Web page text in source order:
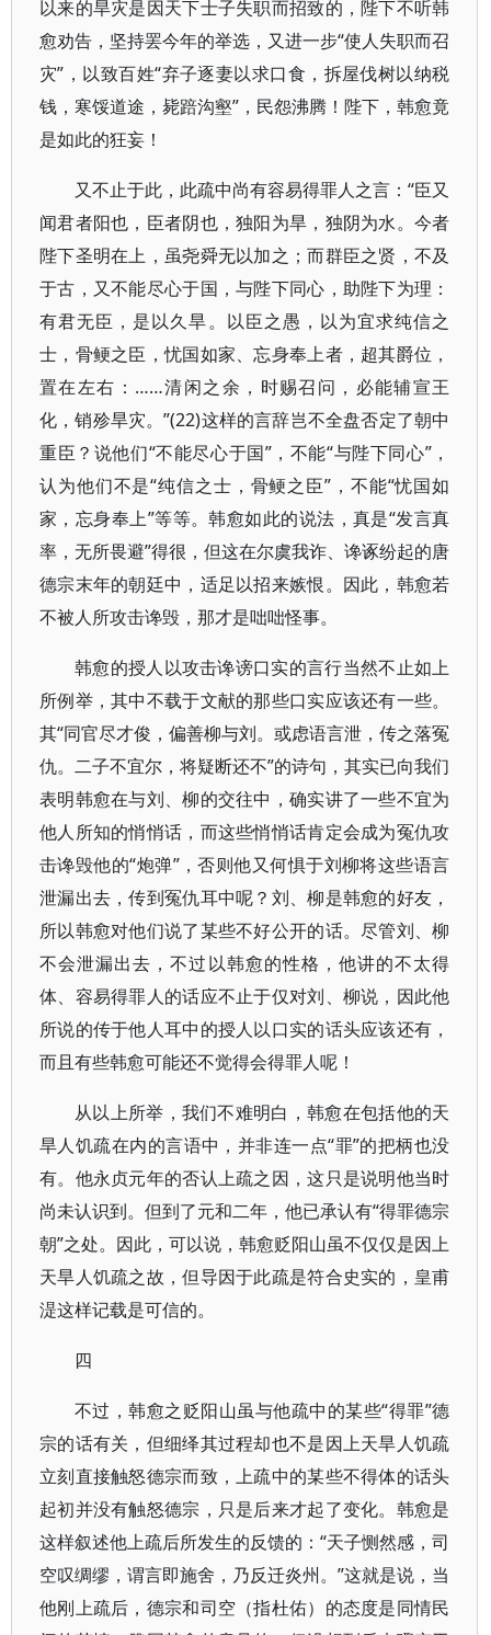
以来的旱灾是因天下士子失职而招致的，陛下不听韩
愈劝告，坚持罢今年的举选，又进一步“使人失职而召
灾”，以致百姓“弃子逐妻以求口食，拆屋伐树以纳税
钱，寒馁道途，毙踣沟壑”，民怨沸腾！陛下，韩愈竟
是如此的狂妄！
又不止于此，此疏中尚有容易得罪人之言：“臣又
闻君者阳也，臣者阴也，独阳为旱，独阴为水。今者
陛下圣明在上，虽尧舜无以加之；而群臣之贤，不及
于古，又不能尽心于国，与陛下同心，助陛下为理：
有君无臣，是以久旱。以臣之愚，以为宜求纯信之
士，骨鲠之臣，忧国如家、忘身奉上者，超其爵位，
置在左右：……清闲之余，时赐召问，必能辅宣王
化，销殄旱灾。”(22)这样的言辞岂不全盘否定了朝中
重臣？说他们“不能尽心于国”，不能“与陛下同心”，
认为他们不是“纯信之士，骨鲠之臣”，不能“忧国如
家，忘身奉上”等等。韩愈如此的说法，真是“发言真
率，无所畏避”得很，但这在尔虞我诈、谗诼纷起的唐
德宗末年的朝廷中，适足以招来嫉恨。因此，韩愈若
不被人所攻击谗毁，那才是咄咄怪事。
韩愈的授人以攻击谗谤口实的言行当然不止如上
所例举，其中不载于文献的那些口实应该还有一些。
其“同官尽才俊，偏善柳与刘。或虑语言泄，传之落冤
仇。二子不宜尔，将疑断还不”的诗句，其实已向我们
表明韩愈在与刘、柳的交往中，确实讲了一些不宜为
他人所知的悄悄话，而这些悄悄话肯定会成为冤仇攻
击谗毁他的“炮弹”，否则他又何惧于刘柳将这些语言
泄漏出去，传到冤仇耳中呢？刘、柳是韩愈的好友，
所以韩愈对他们说了某些不好公开的话。尽管刘、柳
不会泄漏出去，不过以韩愈的性格，他讲的不太得
体、容易得罪人的话应不止于仅对刘、柳说，因此他
所说的传于他人耳中的授人以口实的话头应该还有，
而且有些韩愈可能还不觉得会得罪人呢！
从以上所举，我们不难明白，韩愈在包括他的天
旱人饥疏在内的言语中，并非连一点“罪”的把柄也没
有。他永贞元年的否认上疏之因，这只是说明他当时
尚未认识到。但到了元和二年，他已承认有“得罪德宗
朝”之处。因此，可以说，韩愈贬阳山虽不仅仅是因上
天旱人饥疏之故，但导因于此疏是符合史实的，皇甫
湜这样记载是可信的。
四
不过，韩愈之贬阳山虽与他疏中的某些“得罪”德
宗的话有关，但细绎其过程却也不是因上天旱人饥疏
立刻直接触怒德宗而致，上疏中的某些不得体的话头
起初并没有触怒德宗，只是后来才起了变化。韩愈是
这样叙述他上疏后所发生的反馈的：“天子恻然感，司
空叹绸缪，谓言即施舍，乃反迁炎州。”这就是说，当
他刚上疏后，德宗和司空（指杜佑）的态度是同情民